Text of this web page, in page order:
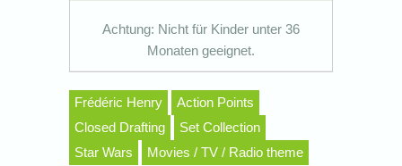
Achtung: Nicht für Kinder unter 36
Monaten geeignet.
Frédéric Henry
Action Points
Closed Drafting
Set Collection
Star Wars
Movies / TV / Radio theme